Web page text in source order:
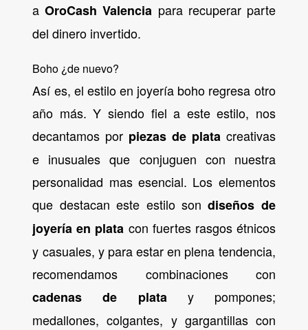
aOroCash Valencia para recuperar parte
del dinero invertido.
Boho ¿de nuevo?
Así es, el estilo en joyería boho regresa otro
año más. Y siendo fiel a este estilo, nos
decantamos por piezas de plata creativas
e inusuales que conjuguen con nuestra
personalidad mas esencial. Los elementos
que destacan este estilo sondiseños de
joyería en plata con fuertes rasgos étnicos
y casuales, y para estar en plena tendencia,
recomendamos combinaciones con
cadenas de plata y pompones;
medallones, colgantes, y gargantillas con